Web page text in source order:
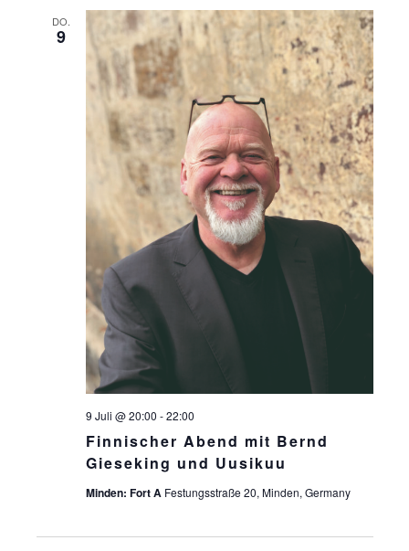
DO.
9
Finnischer Abend mit Bernd
Gieseking und Uusikuu
9 Juli @ 20:00 -22:00
Minden: Fort A Festungsstraße 20, Minden, Germany